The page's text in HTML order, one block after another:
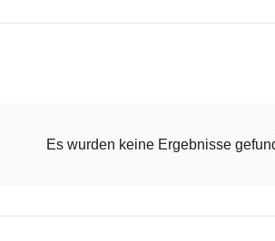
Es wurden keine Ergebnisse